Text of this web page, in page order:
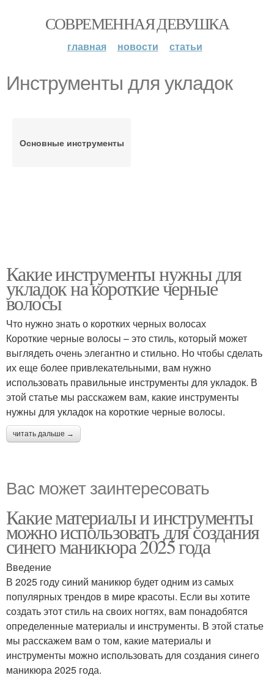
СОВРЕМЕННАЯ ДЕВУШКА
главная новости статьи
Инструменты для укладок
Основные инструменты
Какие инструменты нужны для
укладок на короткие черные
волосы
Что нужно знать о коротких черных волосах
Короткие черные волосы – это стиль, который может
выглядеть очень элегантно и стильно. Но чтобы сделать
их еще более привлекательными, вам нужно
использовать правильные инструменты для укладок. В
этой статье мы расскажем вам, какие инструменты
нужны для укладок на короткие черные волосы.
читать дальше →
Вас может заинтересовать
Какие материалы и инструменты
можно использовать для создания
синего маникюра 2025 года
Введение
В 2025 году синий маникюр будет одним из самых
популярных трендов в мире красоты. Если вы хотите
создать этот стиль на своих ногтях, вам понадобятся
определенные материалы и инструменты. В этой статье
мы расскажем вам о том, какие материалы и
инструменты можно использовать для создания синего
маникюра 2025 года.